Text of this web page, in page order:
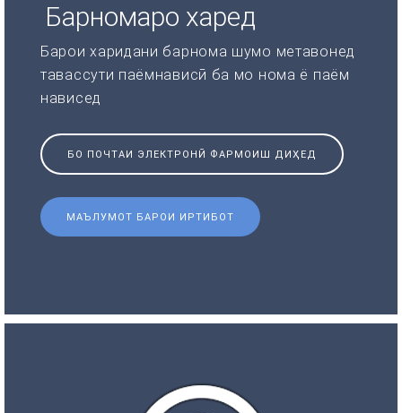
Барномаро харед
Барои харидани барнома шумо метавонед
тавассути паёмнависӣ ба мо нома ё паём
нависед
БО ПОЧТАИ ЭЛЕКТРОНӢ ФАРМОИШ ДИҲЕД
МАЪЛУМОТ БАРОИ ИРТИБОТ